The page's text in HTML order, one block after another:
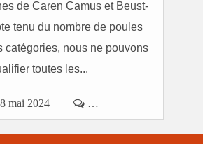
de Caren Camus et Beust-
tenu du nombre de poules
catégories, nous ne pouvons
toutes les...
8 mai 2024  …